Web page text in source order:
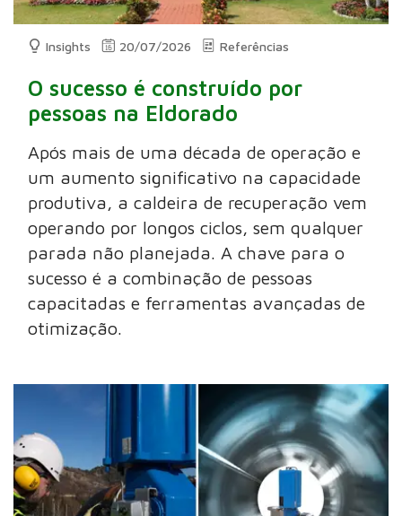
Insights 20/07/2026 Referências
O sucesso é construído por
pessoas na Eldorado
Após mais de uma década de operação e
um aumento significativo na capacidade
produtiva, a caldeira de recuperação vem
operando por longos ciclos, sem qualquer
parada não planejada. A chave para o
sucesso é a combinação de pessoas
capacitadas e ferramentas avançadas de
otimização.